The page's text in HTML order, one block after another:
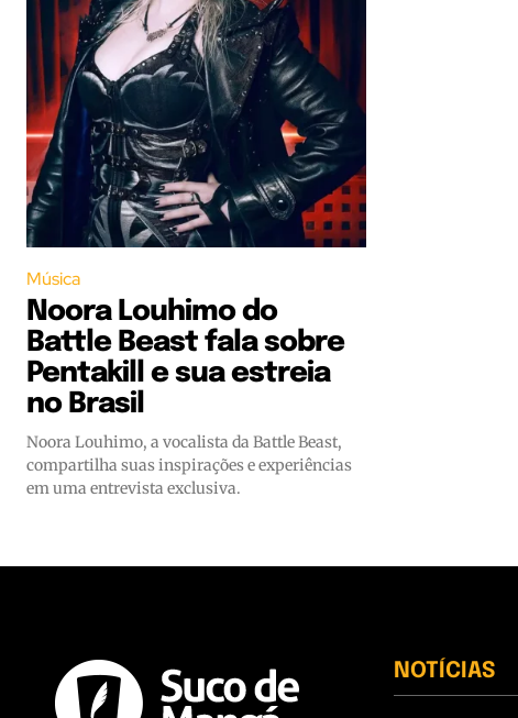
Música
Noora Louhimo do
Battle Beast fala sobre
Pentakill e sua estreia
no Brasil
Noora Louhimo, a vocalista da Battle Beast,
compartilha suas inspirações e experiências
em uma entrevista exclusiva.
NOTÍCIAS